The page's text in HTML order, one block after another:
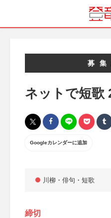
募
ネットで短歌
Googleカレンダーに追加
川柳・俳句・短歌
締切